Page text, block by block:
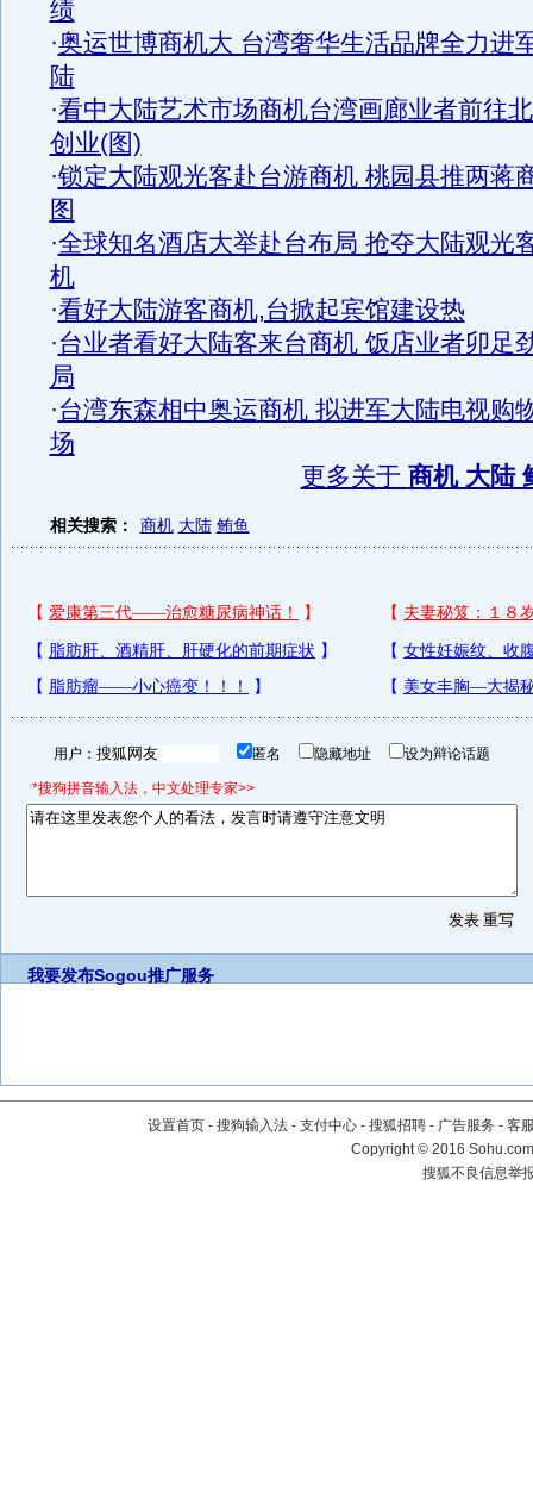
绩
·奥运世博商机大 台湾奢华生活品牌全力进
陆
·看中大陆艺术市场商机台湾画廊业者前往
创业(图)
·锁定大陆观光客赴台游商机 桃园县推两蒋
图
·全球知名酒店大举赴台布局 抢夺大陆观光
机
·看好大陆游客商机,台掀起宾馆建设热
·台业者看好大陆客来台商机 饭店业者卯足
局
·台湾东森相中奥运商机 拟进军大陆电视购
场
更多关于 商机 大陆
相关搜索： 商机 大陆 鲔鱼
用户： 匿名 隐藏地址 设为辩论话题
*搜狗拼音输入法，中文处理专家>>
我要发布Sogou推广服务
设置首页 - 搜狗输入法 - 支付中心 - 搜狐招聘 - 广告服务 - 客
Copyright©2016
搜狐不良信息举